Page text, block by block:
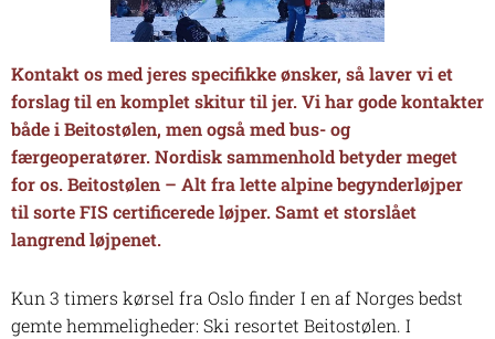
Kontakt os med jeres specifikke ønsker, så laver vi et
forslag til en komplet skitur til jer. Vi har gode kontakter
både i Beitostølen, men også med bus- og
færgeoperatører. Nordisk sammenhold betyder meget
for os. Beitostølen – Alt fra lette alpine begynderløjper
til sorte FIS certificerede løjper. Samt et storslået
langrend løjpenet.
Kun 3 timers kørsel fra Oslo finder I en af Norges bedst
gemte hemmeligheder: Ski resortet Beitostølen. I